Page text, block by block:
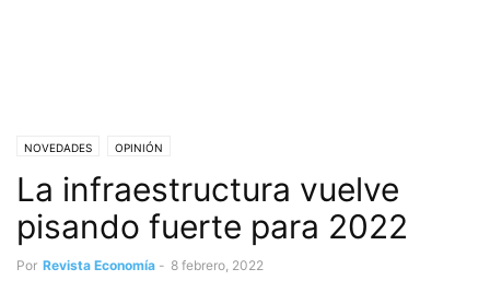
NOVEDADES OPINIÓN
La infraestructura vuelve
pisando fuerte para 2022
Por Revista Economía - 8 febrero, 2022